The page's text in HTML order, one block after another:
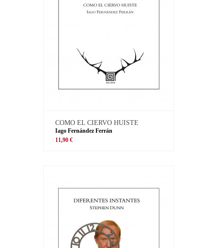
COMO EL CIERVO HUISTE
Iago Fernández Ferrán
11,90 €